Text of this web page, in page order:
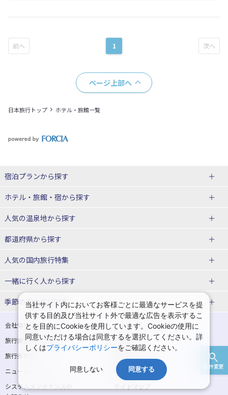
条件変更
1
ページ上部へ
日本旅行トップ ホテル・旅館一覧
宿泊プランから探す
北海道
東北
青森県
宮城県
山形県
関東
神奈川県
埼玉県 千葉県
茨城県 栃木県
ホテル・旅館・宿から探す
北海道ホテル・旅館
青森県ホテル・旅館
宮城県ホテル・旅館
山形県ホテル・旅館 福島県ホテル・旅館
東京都ホテル・旅館 神奈川県ホテル・旅館
埼玉県ホテル・旅館 千葉県ホテル・旅館
栃木県ホテル・旅館
人気の温泉地から探す
北海道
湯の川温泉(北海道)
十勝川温泉(北海道)
洞爺湖温泉(北海道) 川湯温泉(北海道)
層雲峡温泉(北海道) 知床温泉(北海道)
東北
花巻温泉(岩手) 蔵王温泉(山形)
かみのやま温泉(山形) 鳴子温泉(宮城)
都道府県から探す
北海道旅行・ツアー
東北
青森旅行・ツアー 岩手旅行・ツアー
宮城旅行・ツアー 秋田旅行・ツアー
山形旅行・ツアー 福島旅行・ツアー
人気の国内旅行特集
東京ディズニーリゾート®への旅
ユニバーサル・スタジオ・ジャパ
ンへの旅
温泉旅行 日帰り旅行
一緒に行く人から探す
一人旅 国内版 家族・子連れ旅行 国内版
カップル・夫婦旅行 国内版 女子旅 国内版
卒業旅行・学生旅行 国内版
季節の国内旅行特集
桜・お花見特集
ゴールデンウィーク（GW）の国内
旅行
夏休み・お盆の国内旅行 7月の国内旅行
8月の国内旅行 9月の国内旅行
会社情報
プライバシーポリシー
旅行業登録票・約款
規約集
旅行条件書
ニュースリリース
採用情報
システムメンテナンスの
当社サイト内においてお客様ごとに最適なサービスを提
供する目的及び当社サイト外で最適な広告を表示するこ
とを目的にCookieを使用しています。Cookieの使用に
同意いただける場合は同意するを選択してください。詳
しくはプライバシーポリシーをご確認ください。
同意しない 同意する